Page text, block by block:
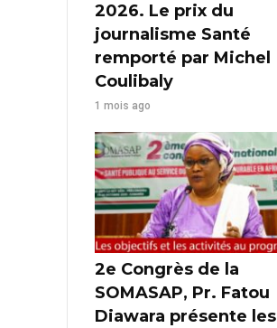
2026. Le prix du
journalisme Santé
remporté par Michel
Coulibaly
1 mois ago
2e Congrès de la
SOMASAP, Pr. Fatou
Diawara présente les